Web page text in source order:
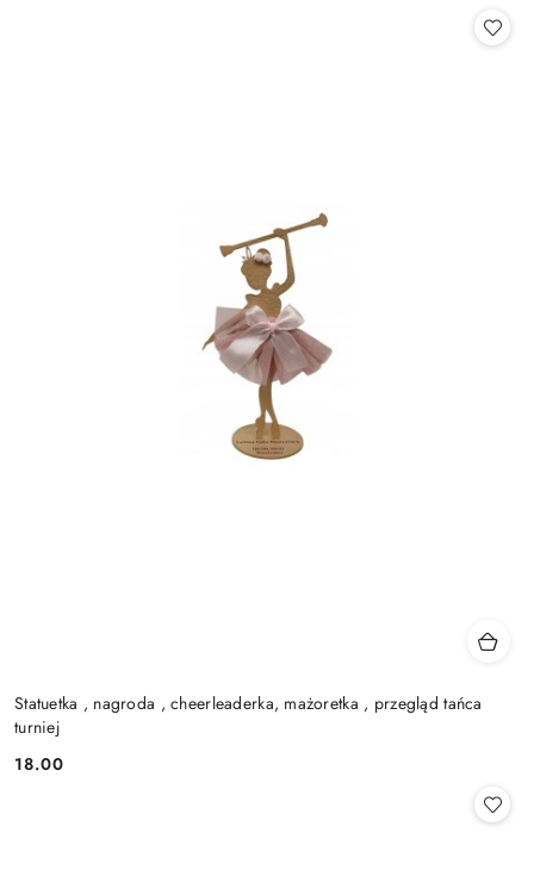
Statuetka , nagroda , cheerleaderka, mażoretka , przegląd tańca
turniej
Cena:
18.00